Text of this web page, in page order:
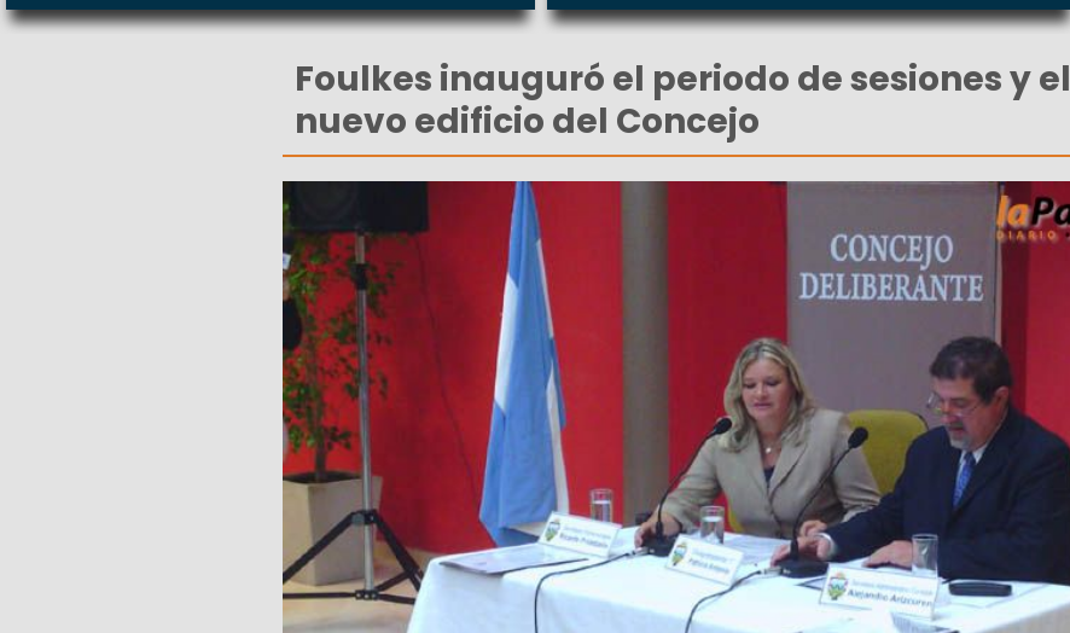
Foulkes inauguró el periodo de sesiones y el
nuevo edificio del Concejo